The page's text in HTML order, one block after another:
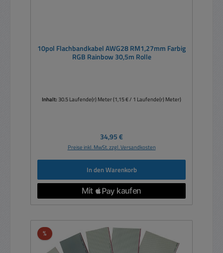
10pol Flachbandkabel AWG28 RM1,27mm Farbig
RGB Rainbow 30,5m Rolle
Inhalt:30.5 Laufende(r) Meter(1,15 € / 1 Laufende(r) Meter)
Regulärer Preis:
34,95 €
Preise inkl. MwSt. zzgl. Versandkosten
In den Warenkorb
%Rabatt